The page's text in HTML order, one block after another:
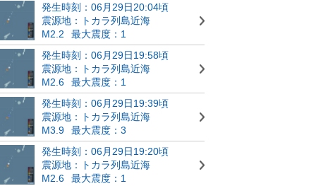
発生時刻：06月29日20:04頃
震源地：トカラ列島近海
M2.2
最大震度：1
発生時刻：06月29日19:58頃
震源地：トカラ列島近海
M2.6
最大震度：1
発生時刻：06月29日19:39頃
震源地：トカラ列島近海
M3.9
最大震度：3
発生時刻：06月29日19:20頃
震源地：トカラ列島近海
M2.6
最大震度：1